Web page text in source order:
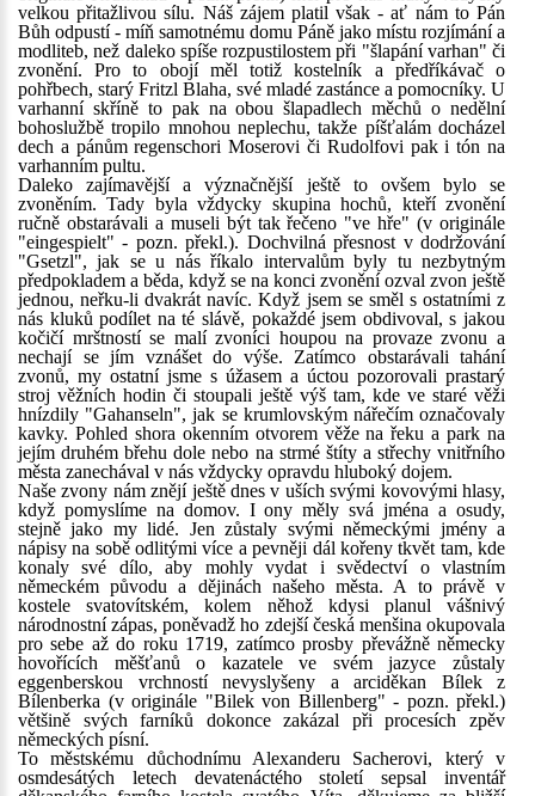
velkou přitažlivou sílu. Náš zájem platil však - ať nám to Pán
Bůh odpustí - míň samotnému domu Páně jako místu rozjímání a
modliteb, než daleko spíše rozpustilostem při "šlapání varhan" či
zvonění. Pro to obojí měl totiž kostelník a předříkávač o
pohřbech, starý Fritzl Blaha, své mladé zastánce a pomocníky. U
varhanní skříně to pak na obou šlapadlech měchů o nedělní
bohoslužbě tropilo mnohou neplechu, takže píšťalám docházel
dech a pánům regenschori Moserovi či Rudolfovi pak i tón na
varhanním pultu.
Daleko zajímavější a význačnější ještě to ovšem bylo se
zvoněním. Tady byla vždycky skupina hochů, kteří zvonění
ručně obstarávali a museli být tak řečeno "ve hře" (v originále
"eingespielt" - pozn. překl.). Dochvilná přesnost v dodržování
"Gsetzl", jak se u nás říkalo intervalům byly tu nezbytným
předpokladem a běda, když se na konci zvonění ozval zvon ještě
jednou, neřku-li dvakrát navíc. Když jsem se směl s ostatními z
nás kluků podílet na té slávě, pokaždé jsem obdivoval, s jakou
kočičí mrštností se malí zvoníci houpou na provaze zvonu a
nechají se jím vznášet do výše. Zatímco obstarávali tahání
zvonů, my ostatní jsme s úžasem a úctou pozorovali prastarý
stroj věžních hodin či stoupali ještě výš tam, kde ve staré věži
hnízdily "Gahanseln", jak se krumlovským nářečím označovaly
kavky. Pohled shora okenním otvorem věže na řeku a park na
jejím druhém břehu dole nebo na strmé štíty a střechy vnitřního
města zanechával v nás vždycky opravdu hluboký dojem.
Naše zvony nám znějí ještě dnes v uších svými kovovými hlasy,
když pomyslíme na domov. I ony měly svá jména a osudy,
stejně jako my lidé. Jen zůstaly svými německými jmény a
nápisy na sobě odlitými více a pevněji dál kořeny tkvět tam, kde
konaly své dílo, aby mohly vydat i svědectví o vlastním
německém původu a dějinách našeho města. A to právě v
kostele svatovítském, kolem něhož kdysi planul vášnivý
národnostní zápas, poněvadž ho zdejší česká menšina okupovala
pro sebe až do roku 1719, zatímco prosby převážně německy
hovořících měšťanů o kazatele ve svém jazyce zůstaly
eggenberskou vrchností nevyslyšeny a arciděkan Bílek z
Bílenberka (v originále "Bilek von Billenberg" - pozn. překl.)
většině svých farníků dokonce zakázal při procesích zpěv
německých písní.
To městskému důchodnímu Alexanderu Sacherovi, který v
osmdesátých letech devatenáctého století sepsal inventář